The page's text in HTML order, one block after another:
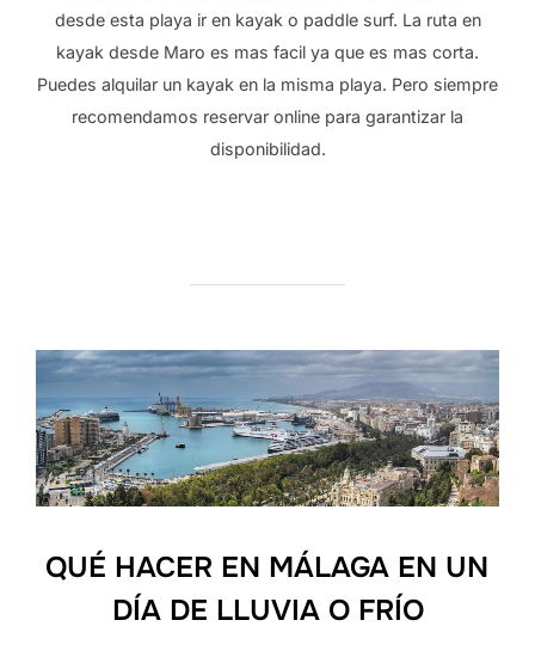
desde esta playa ir en kayak o paddle surf. La ruta en
kayak desde Maro es mas facil ya que es mas corta.
Puedes alquilar un kayak en la misma playa. Pero siempre
recomendamos reservar online para garantizar la
disponibilidad.
QUÉ HACER EN MÁLAGA EN UN
DÍA DE LLUVIA O FRÍO